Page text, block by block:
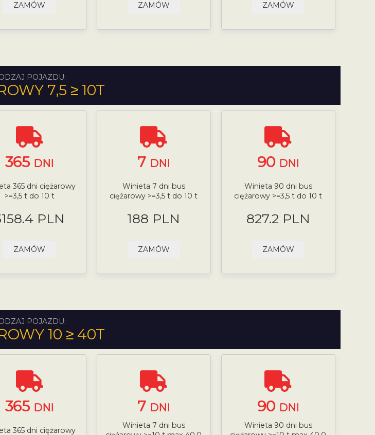
ZAMÓW ZAMÓW ZAMÓW
POJAZDU:
7,5 ≥ 10T
365 DNI
365 dni ciężarowy
>=3,5 t do 10 t
PLN
ZAMÓW
7 DNI
Winieta 7 dni bus
ciężarowy >=3,5 t do 10 t
188 PLN
ZAMÓW
90 DNI
Winieta 90 dni bus
ciężarowy >=3,5 t do 10 t
827.2 PLN
ZAMÓW
POJAZDU:
10 ≥ 40T
365 DNI
365 dni ciężarowy
7 DNI
Winieta 7 dni bus
90 DNI
Winieta 90 dni bus